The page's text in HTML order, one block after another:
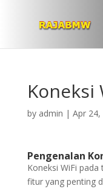
Koneksi
by admin | Apr 24,
Pengenalan
Koneksi WiFi
fitur yang penting